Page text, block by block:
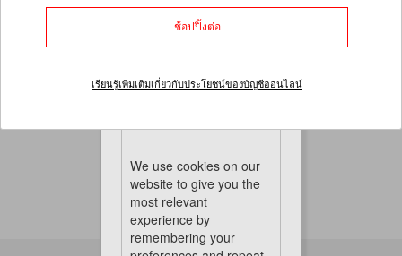
สะดวกในการทำความสะอาดกรงได้ง่ายขึ้นมาก ท้ายที่สุด
แล้ว เพื่อนขนนกของคุณก็ใช้เวลาส่วนใหญ่อยู่ในกรง
ทำไมไม่ทำให้รู้สึกสบายขึ้นมากในขณะที่ปรับปรุงสุขภาพ
We use cookies on our
website to give you the
most relevant
experience by
remembering your
ช้อปปิ้งต่อ
เรียนรู้เพิ่มเติมเกี่ยวกับประโยชน์ของบัญชีออนไลน์